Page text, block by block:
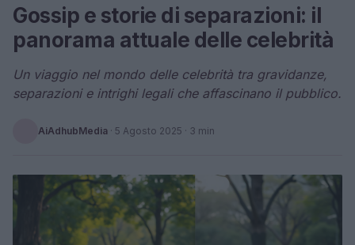
Gossip e storie di separazioni: il
panorama attuale delle celebrità
Un viaggio nel mondo delle celebrità tra gravidanze,
separazioni e intrighi legali che affascinano il pubblico.
AiAdhubMedia · 5 Agosto 2025 · 3 min